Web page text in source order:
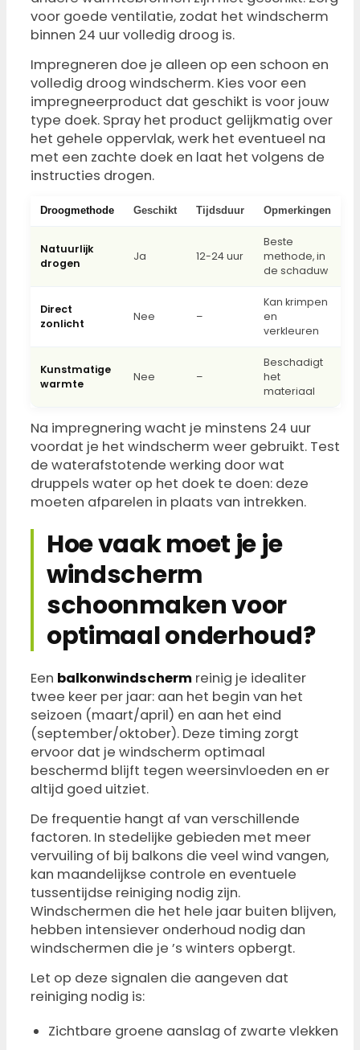
voor goede ventilatie, zodat het windscherm
binnen 24 uur volledig droog is.
Impregneren doe je alleen op een schoon en
volledig droog windscherm. Kies voor een
impregneerproduct dat geschikt is voor jouw
type doek. Spray het product gelijkmatig over
het gehele oppervlak, werk het eventueel na
met een zachte doek en laat het volgens de
instructies drogen.
Droogmethode Geschikt Tijdsduur Opmerkingen
Natuurlijk
drogen
Ja 12-24 uur
Beste
methode, in
de schaduw
Direct
zonlicht
Nee –
Kan krimpen
en
verkleuren
Kunstmatige
warmte
Nee –
Beschadigt
het
materiaal
Na impregnering wacht je minstens 24 uur
voordat je het windscherm weer gebruikt. Test
de waterafstotende werking door wat
druppels water op het doek te doen: deze
moeten afparelen in plaats van intrekken.
Hoe vaak moet je je
windscherm
schoonmaken voor
optimaal onderhoud?
Een balkonwindscherm reinig je idealiter
twee keer per jaar: aan het begin van het
seizoen (maart/april) en aan het eind
(september/oktober). Deze timing zorgt
ervoor dat je windscherm optimaal
beschermd blijft tegen weersinvloeden en er
altijd goed uitziet.
De frequentie hangt af van verschillende
factoren. In stedelijke gebieden met meer
vervuiling of bij balkons die veel wind vangen,
kan maandelijkse controle en eventuele
tussentijdse reiniging nodig zijn.
Windschermen die het hele jaar buiten blijven,
hebben intensiever onderhoud nodig dan
windschermen die je ’s winters opbergt.
Let op deze signalen die aangeven dat
reiniging nodig is:
Zichtbare groene aanslag of zwarte vlekken